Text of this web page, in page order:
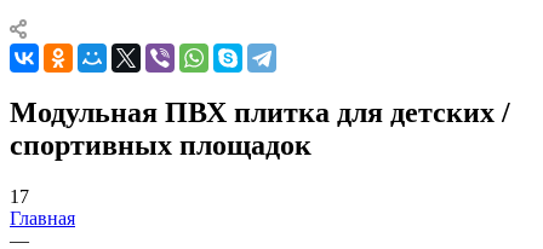
Модульная ПВХ плитка для детских /
спортивных площадок
17
Главная
—